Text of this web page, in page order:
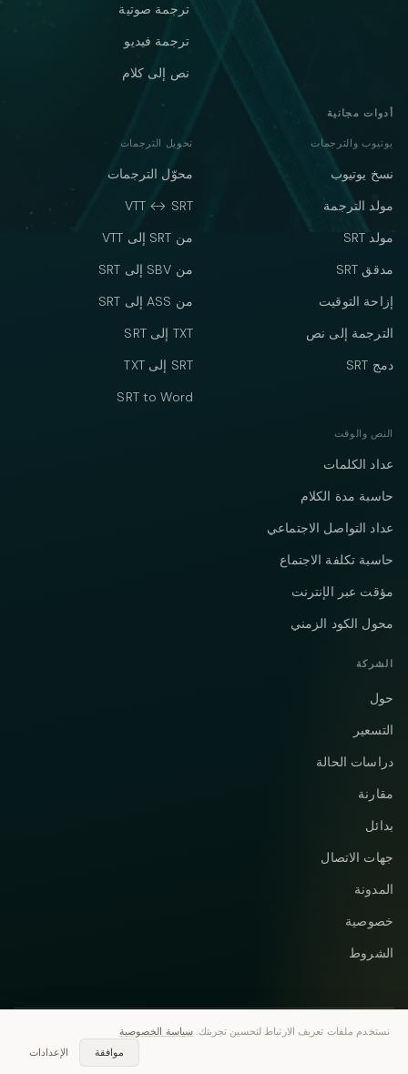
ترجمة صوتية
ترجمة فيديو
نص إلى كلام
أدوات مجانية
يوتيوب والترجمات
نسخ يوتيوب
مولد الترجمة
مولد SRT
مدقق SRT
إزاحة التوقيت
الترجمة إلى نص
دمج SRT
تحويل الترجمات
محوّل الترجمات
VTT ↔ SRT
من SRT إلى VTT
من SBV إلى SRT
من ASS إلى SRT
TXT إلى SRT
SRT إلى TXT
SRT to Word
النص والوقت
عداد الكلمات
حاسبة مدة الكلام
عداد التواصل الاجتماعي
حاسبة تكلفة الاجتماع
مؤقت عبر الإنترنت
محول الكود الزمني
الشركة
حول
التسعير
دراسات الحالة
مقارنة
بدائل
جهات الاتصال
المدونة
خصوصية
الشروط
Telegram
Instagram
نستخدم ملفات تعريف الارتباط لتحسين تجربتك. سياسة الخصوصية
موافقة
الإعدادات